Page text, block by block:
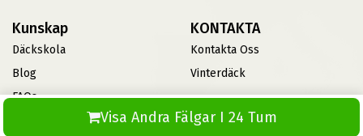
Visa Andra Fälgar I 24 Tum
Kunskap
Däckskola
Blog
FAQs
Informationsbank Av Däck
KONTAKTA
Kontakta Oss
Vinterdäck